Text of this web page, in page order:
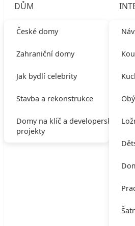
DŮM
České domy
Zahraniční domy
Jak bydlí celebrity
Stavba a rekonstrukce
Domy na klíč a developerské
projekty